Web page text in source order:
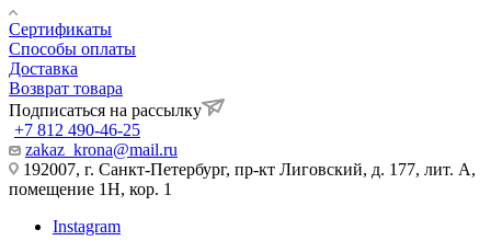
Сертификаты
Способы оплаты
Доставка
Возврат товара
Подписаться на рассылку
+7 812 490-46-25
zakaz_krona@mail.ru
192007, г. Санкт-Петербург, пр-кт Лиговский, д. 177, лит. А,
помещение 1Н, кор. 1
Instagram